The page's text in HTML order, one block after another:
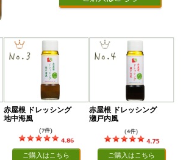
赤屋根 ドレッシング
地中海風
赤屋根 ドレッシング
瀬戸内風
ご購入はこちら ご購入はこちら